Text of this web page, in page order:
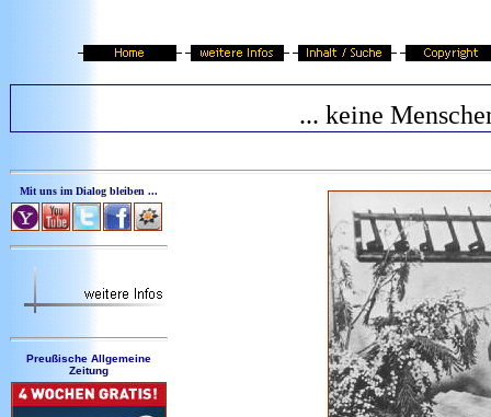
... keine
Mit uns im Dialog bleiben ...
Preußische Allgemeine
Zeitung